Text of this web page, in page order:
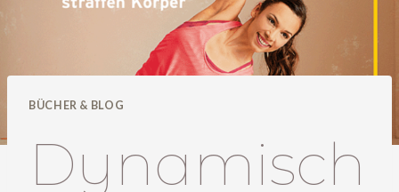
BÜCHER & BLOG
Dynamisch